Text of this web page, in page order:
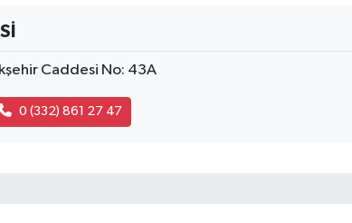
Caddesi No: 43A
0 (332) 861 27 47